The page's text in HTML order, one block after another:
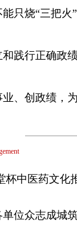
只烧“三把火”
践行正确政